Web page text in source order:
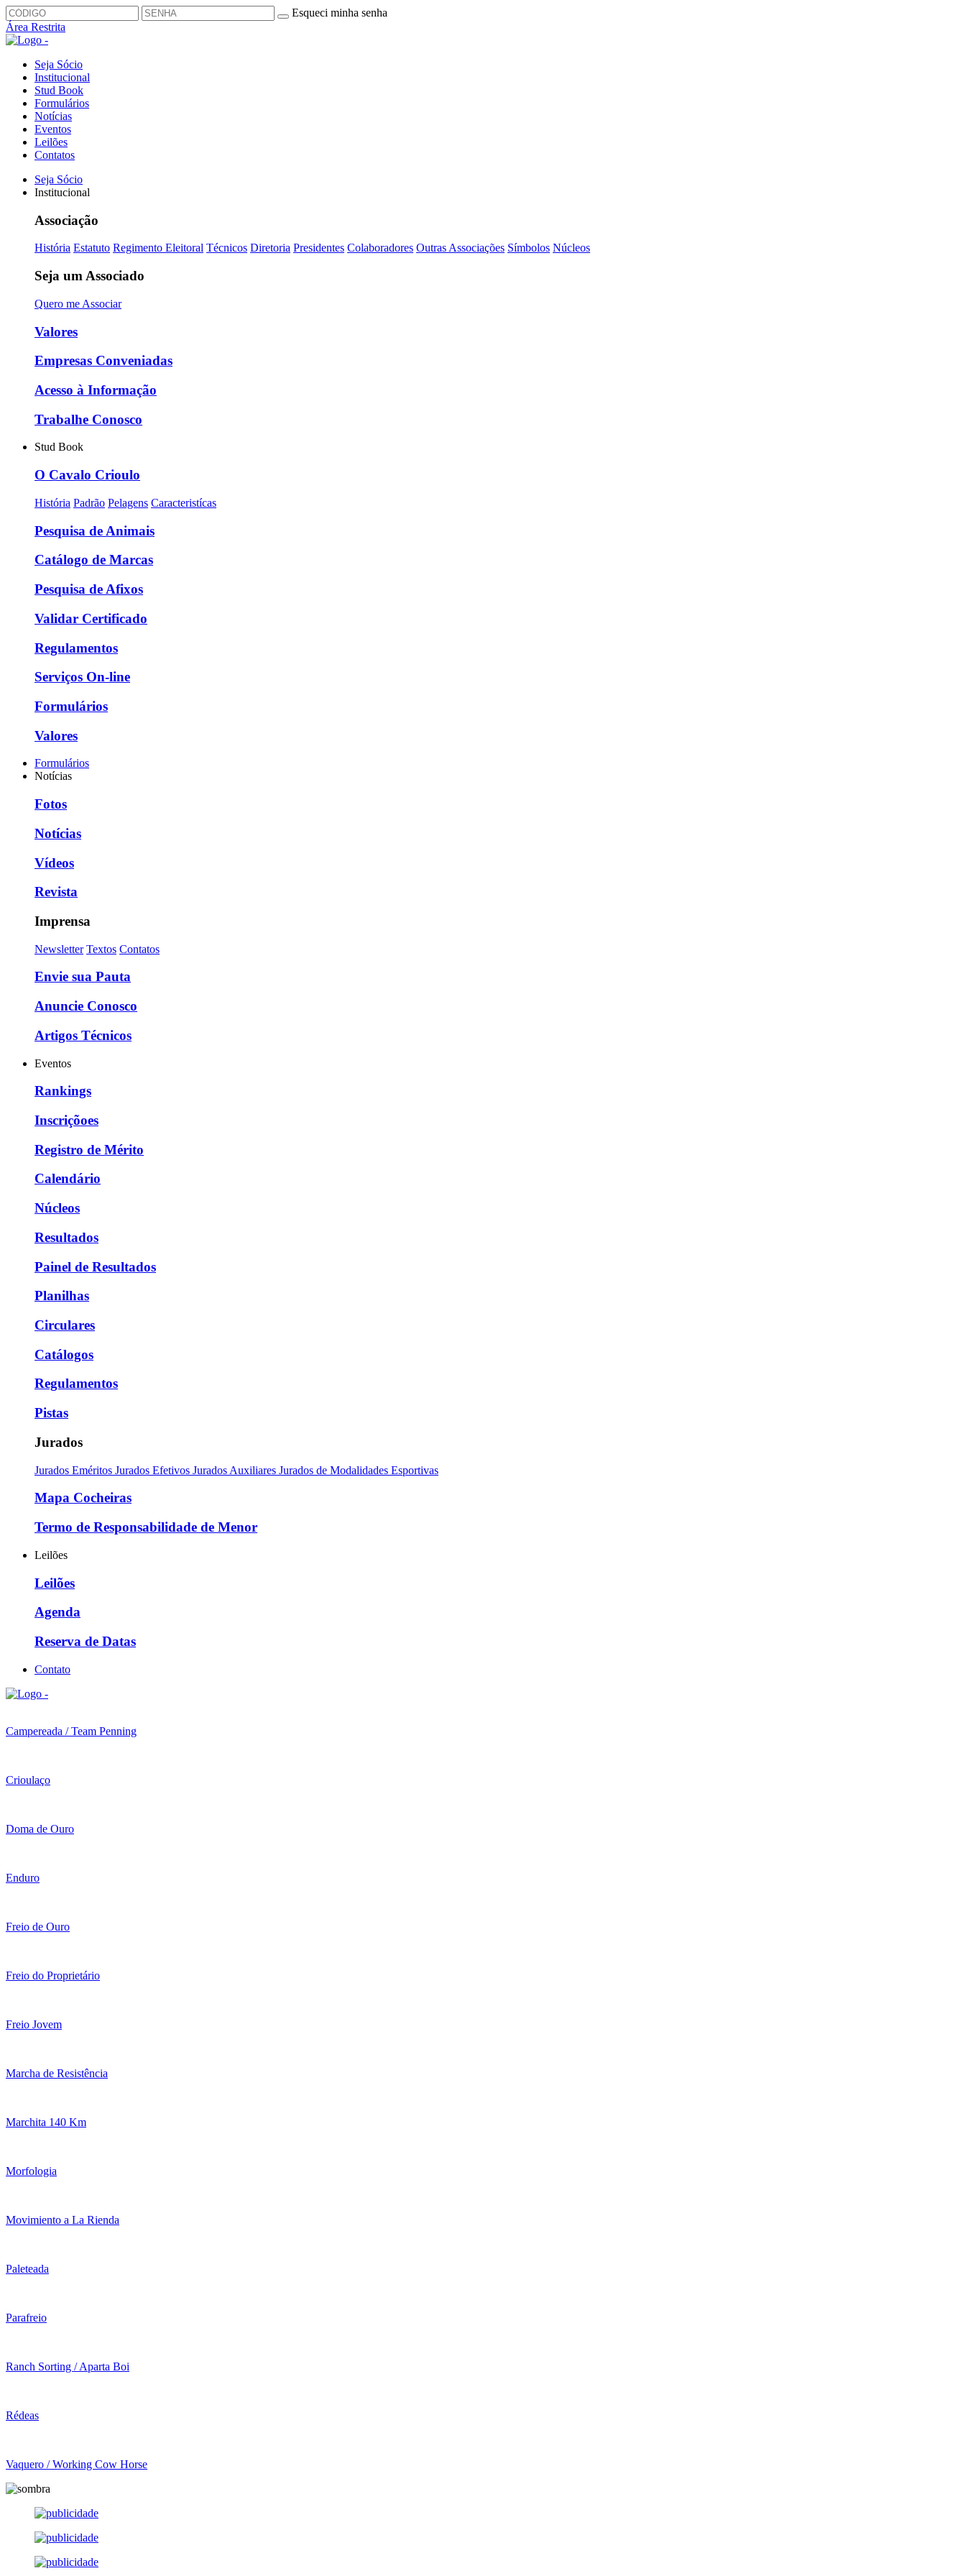
Esqueci minha senha
Área Restrita
Seja Sócio
Institucional
Stud Book
Formulários
Notícias
Eventos
Leilões
Contatos
Seja Sócio
Institucional
Associação
História Estatuto Regimento Eleitoral Técnicos Diretoria Presidentes Colaboradores Outras Associações Símbolos Núcleos
Seja um Associado
Quero me Associar
Valores
Empresas Conveniadas
Acesso à Informação
Trabalhe Conosco
Stud Book
O Cavalo Crioulo
História Padrão Pelagens Caracteristícas
Pesquisa de Animais
Catálogo de Marcas
Pesquisa de Afixos
Validar Certificado
Regulamentos
Serviços On-line
Formulários
Valores
Formulários
Notícias
Fotos
Notícias
Vídeos
Revista
Imprensa
Newsletter Textos Contatos
Envie sua Pauta
Anuncie Conosco
Artigos Técnicos
Eventos
Rankings
Inscriçõoes
Registro de Mérito
Calendário
Núcleos
Resultados
Painel de Resultados
Planilhas
Circulares
Catálogos
Regulamentos
Pistas
Jurados
Jurados Eméritos Jurados Efetivos Jurados Auxiliares Jurados de Modalidades Esportivas
Mapa Cocheiras
Termo de Responsabilidade de Menor
Leilões
Leilões
Agenda
Reserva de Datas
Contato
Campereada / Team Penning
Crioulaço
Doma de Ouro
Enduro
Freio de Ouro
Freio do Proprietário
Freio Jovem
Marcha de Resistência
Marchita 140 Km
Morfologia
Movimiento a La Rienda
Paleteada
Parafreio
Ranch Sorting / Aparta Boi
Rédeas
Vaquero / Working Cow Horse